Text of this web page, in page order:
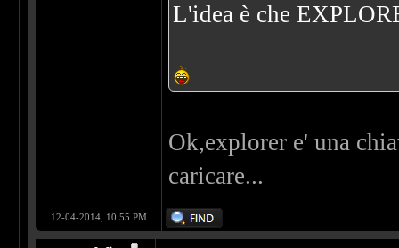
L'idea è che
Ok,explorer e' una
caricare...
12-04-2014, 10:55 PM